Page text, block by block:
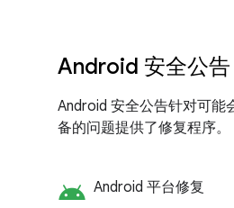
Android 安全公告
Android 安全公告针对可能
备的问题提供了修复程序。
android Android 平台修复